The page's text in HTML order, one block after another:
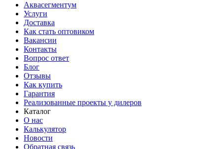
Аквасегментум
Услуги
Доставка
Как стать оптовиком
Вакансии
Контакты
Вопрос ответ
Блог
Отзывы
Как купить
Гарантия
Реализованные проекты у дилеров
Каталог
О нас
Калькулятор
Новости
Обратная связь